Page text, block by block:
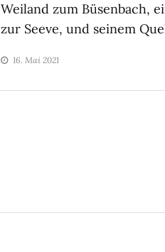
Weiland zum Büsenbach,
zur Seeve, und seinem
16. Mai 2021